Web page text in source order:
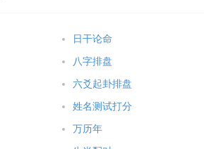
日干论命
八字排盘
六爻起卦排盘
姓名测试打分
万历年